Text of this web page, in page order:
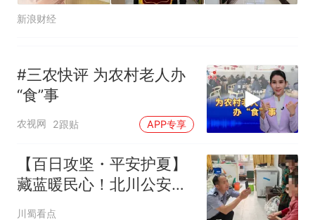
新浪财经
#三农快评 为农村老人办
“食”事
农视网 2跟贴 APP专享
【百日攻坚・平安护夏】
藏蓝暖民心！北川公安接
连上演暖心警事
川蜀看点